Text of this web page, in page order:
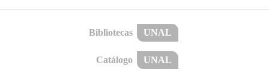
Bibliotecas UNAL
Catálogo UNAL